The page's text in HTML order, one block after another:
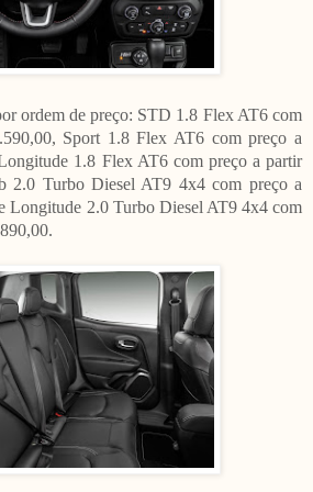
ordem de preço: STD 1.8 Flex AT6 com
Sport 1.8 Flex AT6 com preço a
1.8 Flex AT6 com preço a partir
2.0 Turbo Diesel AT9 4x4 com preço a
Longitude 2.0 Turbo Diesel AT9 4x4 com